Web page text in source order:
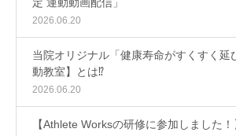
2026.06.20
当院オリジナル「健康寿命がすくすく延
動教室】とは⁉
2026.06.20
【Athlete Worksの研修に参加しました！